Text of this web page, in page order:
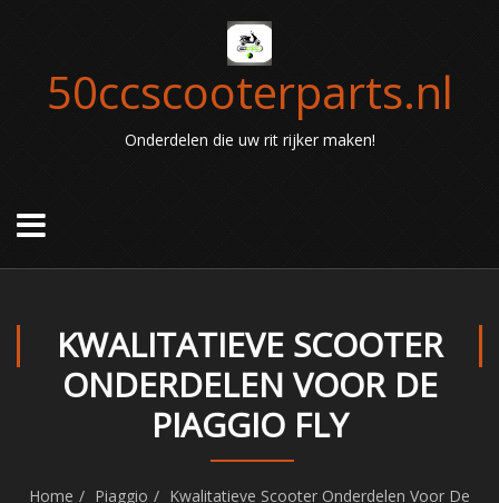
50ccscooterparts.nl
Onderdelen die uw rit rijker maken!
KWALITATIEVE SCOOTER
ONDERDELEN VOOR DE
PIAGGIO FLY
Home Piaggio
Kwalitatieve Scooter Onderdelen Voor De